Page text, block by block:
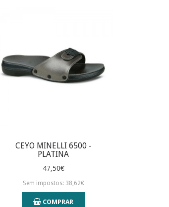
CEYO MINELLI 6500 -
PLATINA
47,50€
Sem impostos: 38,62€
COMPRAR